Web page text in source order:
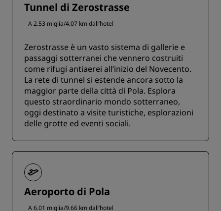
Tunnel di Zerostrasse
A 2.53 miglia/4.07 km dall’hotel
Zerostrasse è un vasto sistema di gallerie e
passaggi sotterranei che vennero costruiti
come rifugi antiaerei all’inizio del Novecento.
La rete di tunnel si estende ancora sotto la
maggior parte della città di Pola. Esplora
questo straordinario mondo sotterraneo,
oggi destinato a visite turistiche, esplorazioni
delle grotte ed eventi sociali.
Aeroporto di Pola
A 6.01 miglia/9.66 km dall’hotel